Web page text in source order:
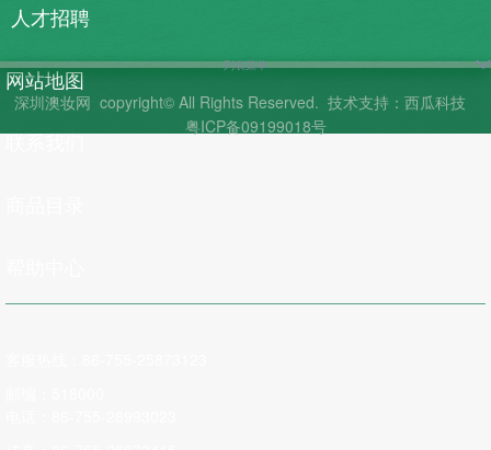
人才招聘
网站地图
联系我们
列表菜单
深圳澳妆网 copyright© All Rights Reserved. 技术支持：西瓜科技
粤ICP备09199018号